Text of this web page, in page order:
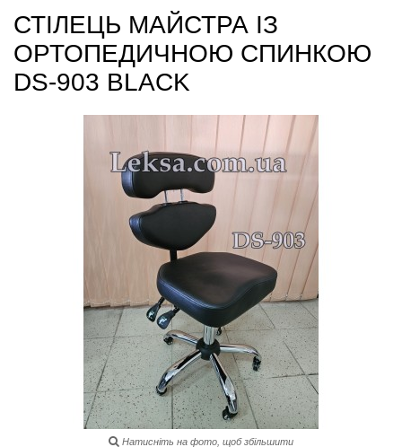
СТІЛЕЦЬ МАЙСТРА ІЗ
ОРТОПЕДИЧНОЮ СПИНКОЮ
DS-903 BLACK
Натисніть на фото, щоб збільшити